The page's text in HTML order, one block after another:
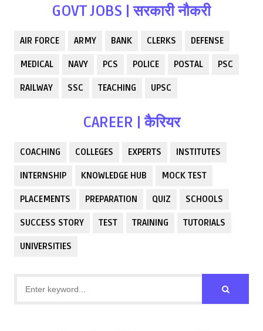
GOVT JOBS | सरकारी नौकरी
AIR FORCE ARMY BANK CLERKS DEFENSE
MEDICAL NAVY PCS POLICE POSTAL PSC
RAILWAY SSC TEACHING UPSC
CAREER | कैरियर
COACHING COLLEGES EXPERTS INSTITUTES
INTERNSHIP KNOWLEDGE HUB MOCK TEST
PLACEMENTS PREPARATION QUIZ SCHOOLS
SUCCESS STORY TEST TRAINING TUTORIALS
UNIVERSITIES